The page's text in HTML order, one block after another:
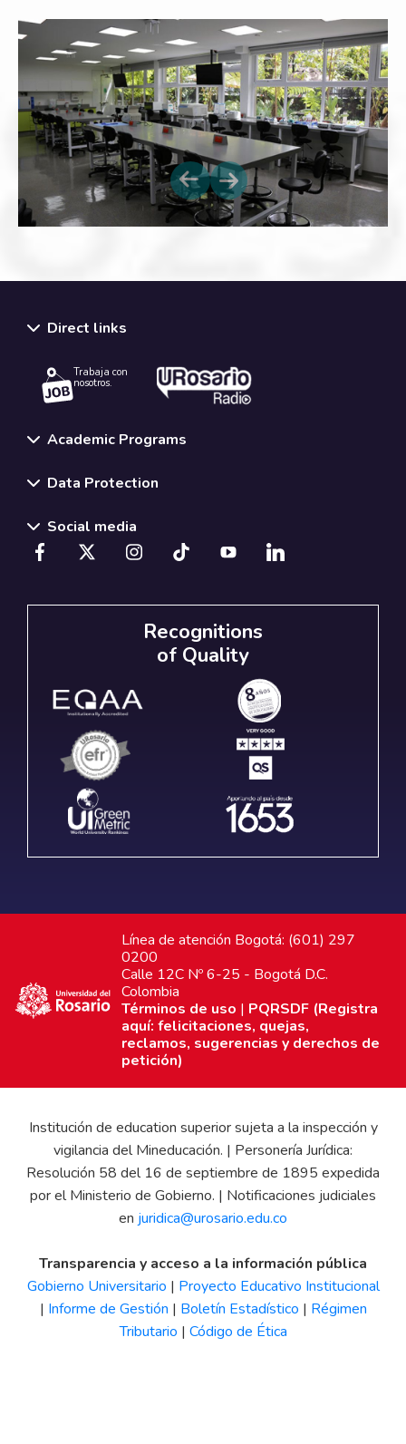
Previous
Next
Direct links
Trabaja con
nosotros.
Academic Programs
Data Protection
Social media
Recognitions
of Quality
Línea de atención Bogotá: (601) 297
0200
Calle 12C Nº 6-25 - Bogotá D.C.
Colombia
Términos de uso | PQRSDF (Registra
aquí: felicitaciones, quejas,
reclamos, sugerencias y derechos de
petición)
Institución de education superior sujeta a la inspección y
vigilancia del Mineducación. | Personería Jurídica:
Resolución 58 del 16 de septiembre de 1895 expedida
por el Ministerio de Gobierno. | Notificaciones judiciales
en juridica@urosario.edu.co
Transparencia y acceso a la información pública
Gobierno Universitario | Proyecto Educativo Institucional
| Informe de Gestión | Boletín Estadístico | Régimen
Tributario | Código de Ética